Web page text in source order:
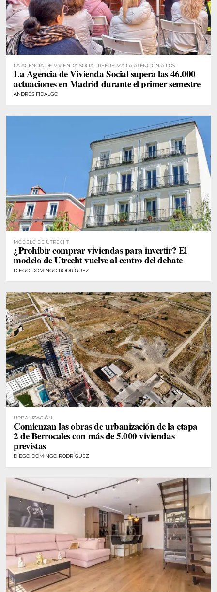
LA AGENCIA DE VIVIENDA SOCIAL REFUERZA LA ATENCIÓN A LOS
RESIDENTES
La Agencia de Vivienda Social supera las 46.000
actuaciones en Madrid durante el primer semestre
ANDRÉS FIDALGO
MODELO DE UTRECHT
¿Prohibir comprar viviendas para invertir? El
modelo de Utrecht vuelve al centro del debate
DIEGO DOMINGO RODRÍGUEZ
URBANIZACIÓN
Comienzan las obras de urbanización de la etapa
2 de Berrocales con más de 5.000 viviendas
previstas
DIEGO DOMINGO RODRÍGUEZ